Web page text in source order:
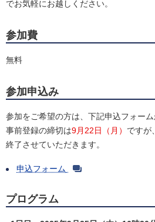
でお気軽にお越しください。
参加費
無料
参加申込み
参加をご希望の方は、下記申込フォーム
事前登録の締切は9月22日（月） ですが
終了させていただきます。
申込フォーム
プログラム